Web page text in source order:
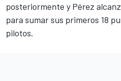
posteriormente y Pérez
para sumar sus primeros 18
pilotos.